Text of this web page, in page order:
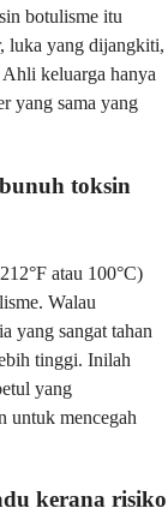
botulisme itu
luka yang dijangkiti,
keluarga hanya
yang sama yang
toksin
atau 100°C)
Walau
yang sangat tahan
tinggi. Inilah
yang
untuk mencegah
kerana risiko